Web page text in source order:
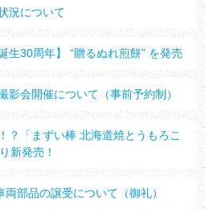
況について
生30周年】 “贈るぬれ煎餅” を発売
影会開催について（事前予約制）
？「まずい棒 北海道焼とうもろこ
新発売！
部品の譲受について（御礼）